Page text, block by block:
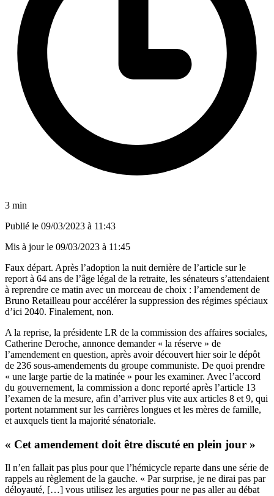
3 min
Publié le 09/03/2023 à 11:43
Mis à jour le 09/03/2023 à 11:45
Faux départ. Après l’adoption la nuit dernière de l’article sur le
report à 64 ans de l’âge légal de la retraite, les sénateurs s’attendaient
à reprendre ce matin avec un morceau de choix : l’amendement de
Bruno Retailleau pour accélérer la suppression des régimes spéciaux
d’ici 2040. Finalement, non.
A la reprise, la présidente LR de la commission des affaires sociales,
Catherine Deroche, annonce demander « la réserve » de
l’amendement en question, après avoir découvert hier soir le dépôt
de 236 sous-amendements du groupe communiste. De quoi prendre
« une large partie de la matinée » pour les examiner. Avec l’accord
du gouvernement, la commission a donc reporté après l’article 13
l’examen de la mesure, afin d’arriver plus vite aux articles 8 et 9, qui
portent notamment sur les carrières longues et les mères de famille,
et auxquels tient la majorité sénatoriale.
« Cet amendement doit être discuté en plein jour »
Il n’en fallait pas plus pour que l’hémicycle reparte dans une série de
rappels au règlement de la gauche. « Par surprise, je ne dirai pas par
déloyauté, […] vous utilisez les arguties pour ne pas aller au débat